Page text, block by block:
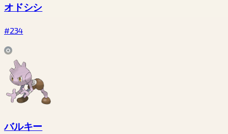
オドシシ
#234
バルキー